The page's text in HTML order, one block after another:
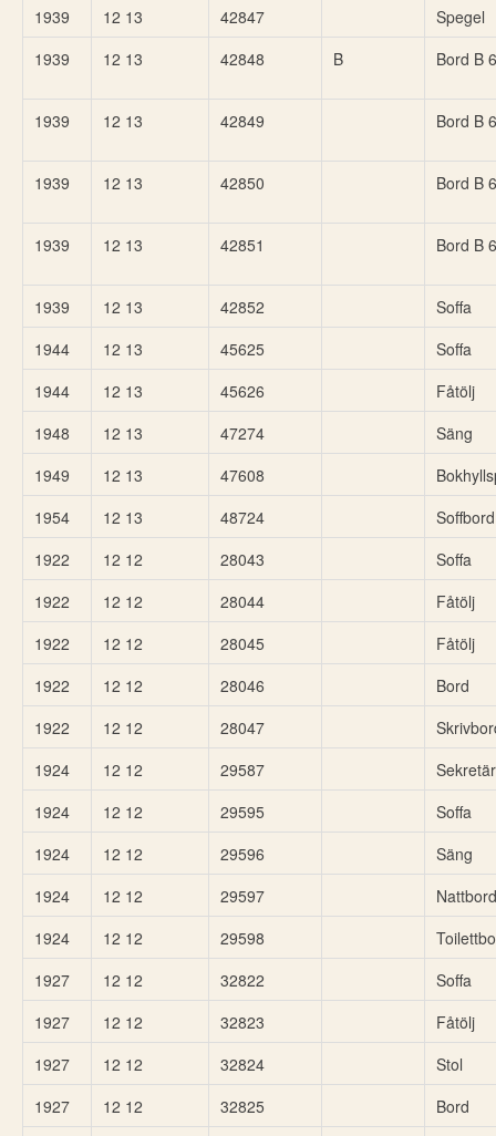
1939
12 13 42847
Spegel
1939
12 13 42848 B Bord B
1939 12 13 42849 Bord B
1939 12 13 42850 Bord B
1939 12 13 42851 Bord B
1939 12 13 42852
Soffa
1944
12 13 45625
Soffa
1944
12 13 45626
Fåtölj
1948
12 13 47274
Säng
1949
12 13 47608
1954
12 13 48724
Soffbord
1922
12 12 28043
Soffa
1922
12 12 28044
Fåtölj
1922
12 12 28045
Fåtölj
1922
12 12 28046
Bord
1922
12 12 28047
1924
12 12 29587
Sekretär
1924
12 12 29595
Soffa
1924
12 12 29596
Säng
1924
12 12 29597
Nattbord
1924
12 12 29598
1927
12 12 32822
Soffa
1927
12 12 32823
Fåtölj
1927
12 12 32824
Stol
1927
12 12 32825
Bord